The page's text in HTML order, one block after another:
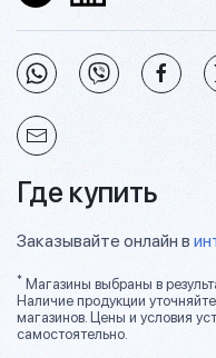
Где купить
Заказывайте онлайн в
* Магазины выбраны в
Наличие продукции
магазинов. Цены и условия
самостоятельно.